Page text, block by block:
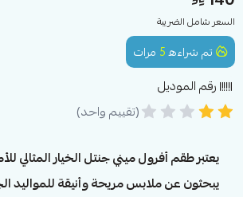
(تقييم واحد)
السعر شامل الضريبة
يعتبر طقم أفرول ميني جنتل الخيار المثالي
يبحثون عن ملابس مريحة وأنيقة للمواليد
تم شراءه5 مرات
رقم الموديل